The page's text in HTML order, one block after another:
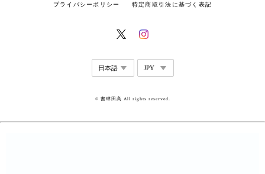
プライバシーポリシー 特定商取引法に基づく表記
© 書肆田高 All rights reserved.